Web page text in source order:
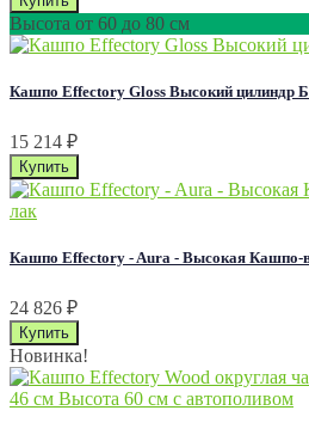
Высота от 60 до 80 см
Кашпо Effectory Gloss Высокий цилиндр
15 214 ₽
Кашпо Effectory - Aura - Высокая Кашпо-
24 826 ₽
Новинка!